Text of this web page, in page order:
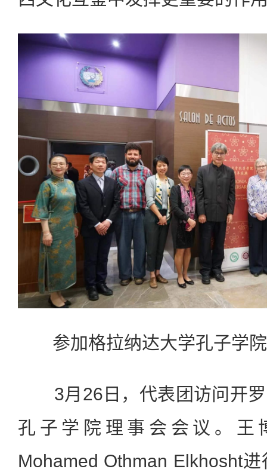
参加格拉纳达大学孔子学
3月26日，代表团访问开罗
孔子学院理事会会议。王
Mohamed Othman Elkhosht